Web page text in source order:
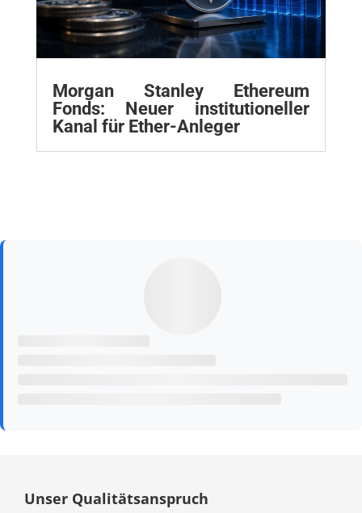
Morgan Stanley Ethereum
Fonds: Neuer institutioneller
Kanal für Ether-Anleger
Unser Qualitätsanspruch